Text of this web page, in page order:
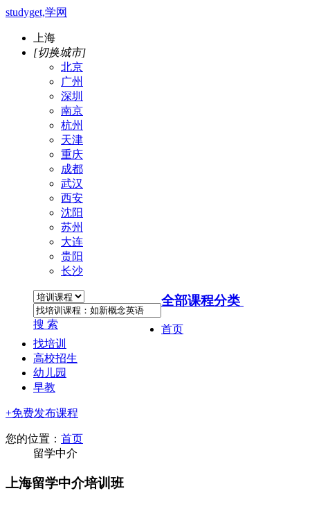
studyget,学网
上海
[切换城市]
北京
广州
深圳
南京
杭州
天津
重庆
成都
武汉
西安
沈阳
苏州
大连
贵阳
长沙
搜 索
全部课程分类
首页
找培训
高校招生
幼儿园
早教
+免费发布课程
您的位置： 首页
留学中介
上海留学中介培训班